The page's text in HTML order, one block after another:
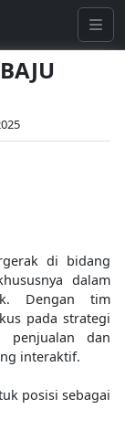
di bidang
dalam
Dengan tim
pada strategi
penjualan dan
interaktif.
posisi sebagai